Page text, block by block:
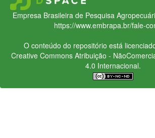
Empresa Brasileira de Pesquisa
https://www.embrapa.br/fale-
O conteúdo do repositório está
Creative CommonsAtribuição -
4.0 Internacional.